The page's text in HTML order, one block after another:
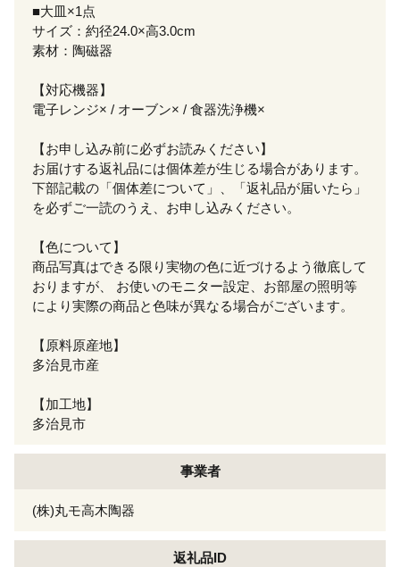
■大皿×1点
サイズ：約径24.0×高3.0cm
素材：陶磁器
【対応機器】
電子レンジ× / オーブン× / 食器洗浄機×
【お申し込み前に必ずお読みください】
お届けする返礼品には個体差が生じる場合があります。
下部記載の「個体差について」、「返礼品が届いたら」
を必ずご一読のうえ、お申し込みください。
【色について】
商品写真はできる限り実物の色に近づけるよう徹底して
おりますが、 お使いのモニター設定、お部屋の照明等
により実際の商品と色味が異なる場合がございます。
【原料原産地】
多治見市産
【加工地】
多治見市
事業者
(株)丸モ高木陶器
返礼品ID